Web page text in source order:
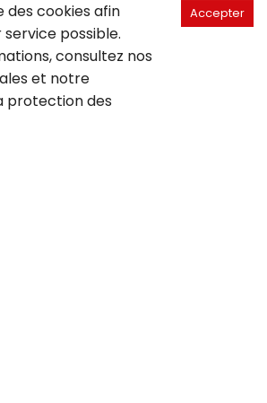
des cookies afin
possible.
consultez nos
et notre
protection des
Accepter